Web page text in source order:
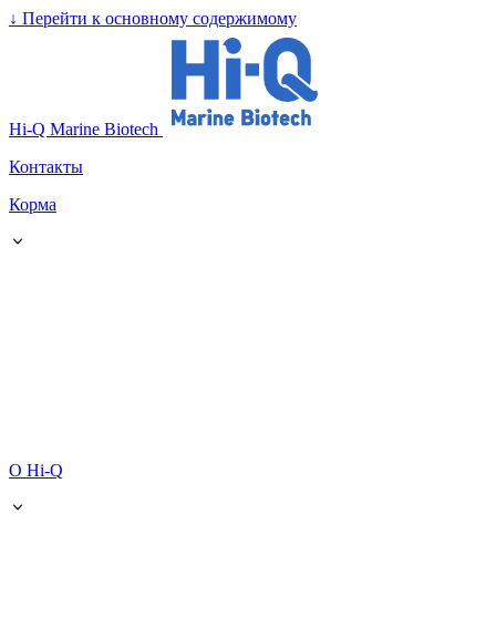
↓ Перейти к основному содержимому
Hi-Q Marine Biotech
Контакты
Корма
О Hi-Q